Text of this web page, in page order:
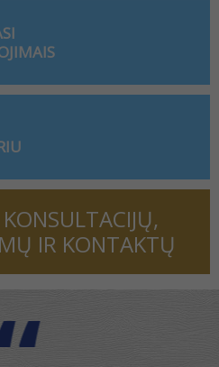
IR KONTAKTŲ